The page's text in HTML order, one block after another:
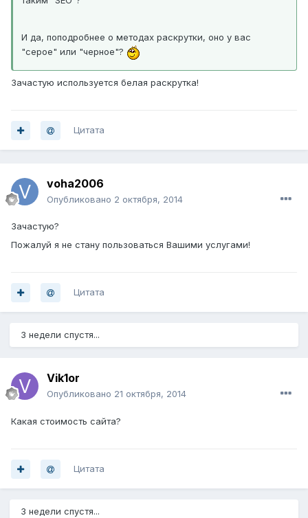
И да, поподробнее о методах раскрутки, оно у вас
"серое" или "черное"?
Зачастую используется белая раскрутка!
Цитата
voha2006
Опубликовано 2 октября, 2014
Зачастую?
Пожалуй я не стану пользоваться Вашими услугами!
Цитата
3 недели спустя...
Vik1or
Опубликовано 21 октября, 2014
Какая стоимость сайта?
Цитата
3 недели спустя...